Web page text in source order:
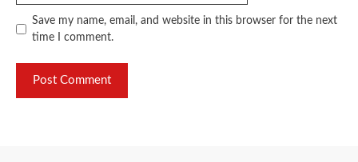
Save my name, email, and website in this browser for the next
time I comment.